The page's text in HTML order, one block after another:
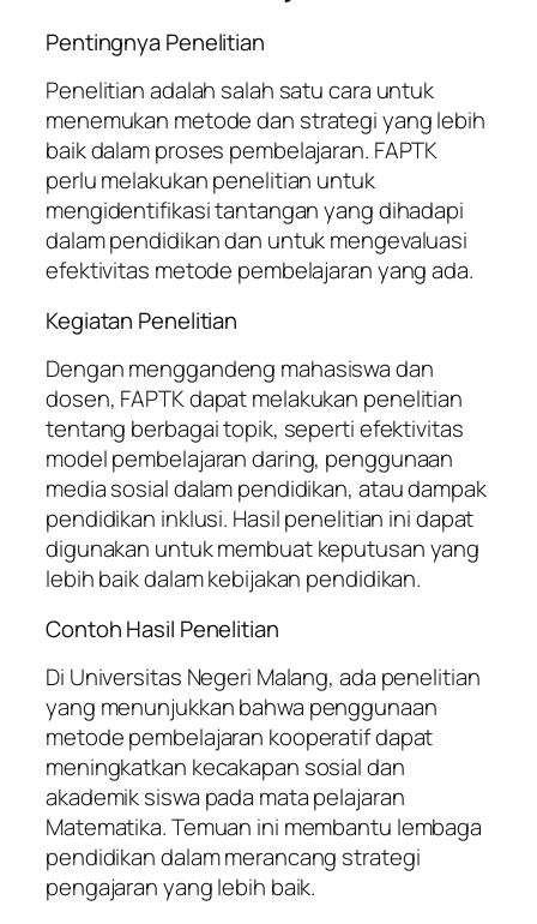
Pentingnya Penelitian
Penelitian adalah salah satu cara untuk
menemukan metode dan strategi yang lebih
baik dalam proses pembelajaran. FAPTK
perlu melakukan penelitian untuk
mengidentifikasi tantangan yang dihadapi
dalam pendidikan dan untuk mengevaluasi
efektivitas metode pembelajaran yang ada.
Kegiatan Penelitian
Dengan menggandeng mahasiswa dan
dosen, FAPTK dapat melakukan penelitian
tentang berbagai topik, seperti efektivitas
model pembelajaran daring, penggunaan
media sosial dalam pendidikan, atau dampak
pendidikan inklusi. Hasil penelitian ini dapat
digunakan untuk membuat keputusan yang
lebih baik dalam kebijakan pendidikan.
Contoh Hasil Penelitian
Di Universitas Negeri Malang, ada penelitian
yang menunjukkan bahwa penggunaan
metode pembelajaran kooperatif dapat
meningkatkan kecakapan sosial dan
akademik siswa pada mata pelajaran
Matematika. Temuan ini membantu lembaga
pendidikan dalam merancang strategi
pengajaran yang lebih baik.